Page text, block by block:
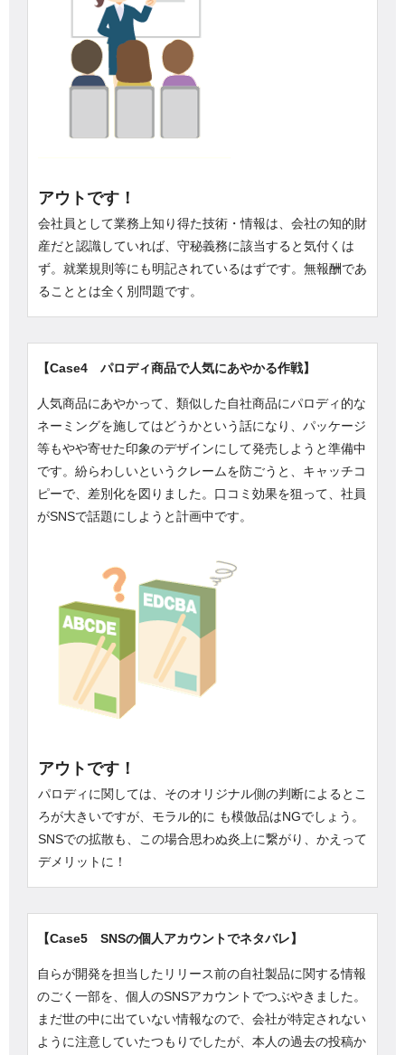
アウトです！
会社員として業務上知り得た技術・情報は、会社の知的財
産だと認識していれば、守秘義務に該当すると気付くは
ず。就業規則等にも明記されているはずです。無報酬であ
ることとは全く別問題です。
【Case4 パロディ商品で人気にあやかる作戦】
人気商品にあやかって、類似した自社商品にパロディ的な
ネーミングを施してはどうかという話になり、パッケージ
等もやや寄せた印象のデザインにして発売しようと準備中
です。紛らわしいというクレームを防ごうと、キャッチコ
ピーで、差別化を図りました。口コミ効果を狙って、社員
がSNSで話題にしようと計画中です。
アウトです！
パロディに関しては、そのオリジナル側の判断によるとこ
ろが大きいですが、モラル的に も模倣品はNGでしょう。
SNSでの拡散も、この場合思わぬ炎上に繋がり、かえって
デメリットに！
【Case5 SNSの個人アカウントでネタバレ】
自らが開発を担当したリリース前の自社製品に関する情報
のごく一部を、個人のSNSアカウントでつぶやきました。
まだ世の中に出ていない情報なので、会社が特定されない
ように注意していたつもりでしたが、本人の過去の投稿か